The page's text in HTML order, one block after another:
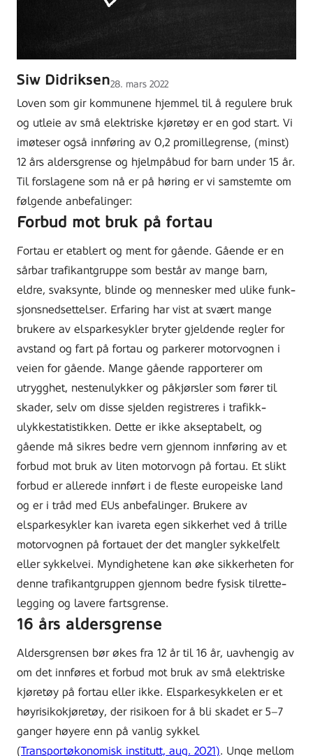
Siw DidriksenLagt
28. mars 2022
Loven som gir kommunene hjemmel til å regulere bruk
og utleie av små elektriske kjøretøy er en god start. Vi
imøteser også innføring av 0,2 promillegrense, (minst)
12 års aldersgrense og hjelmpåbud for barn under 15 år.
Til forslagene som nå er på høring er vi samstemte om
følgende anbefalinger:
Forbud mot bruk på fortau
Fortau er etablert og ment for gående. Gående er en
sårbar trafikantgruppe som består av mange barn,
eldre, svaksynte, blinde og mennesker med ulike funk-
sjonsnedsettelser. Erfaring har vist at svært mange
brukere av elsparkesykler bryter gjeldende regler for
avstand og fart på fortau og parkerer motorvognen i
veien for gående. Mange gående rapporterer om
utrygghet, nestenulykker og påkjørsler som fører til
skader, selv om disse sjelden registreres i trafikk-
ulykkestatistikken. Dette er ikke akseptabelt, og
gående må sikres bedre vern gjennom innføring av et
forbud mot bruk av liten motorvogn på fortau. Et slikt
forbud er allerede innført i de fleste europeiske land
og er i tråd med EUs anbefalinger. Brukere av
elsparkesykler kan ivareta egen sikkerhet ved å trille
motorvognen på fortauet der det mangler sykkelfelt
eller sykkelvei. Myndighetene kan øke sikkerheten for
denne trafikantgruppen gjennom bedre fysisk tilrette-
legging og lavere fartsgrense.
16 års aldersgrense
Aldersgrensen bør økes fra 12 år til 16 år, uavhengig av
om det innføres et forbud mot bruk av små elektriske
kjøretøy på fortau eller ikke. Elsparkesykkelen er et
høyrisikokjøretøy, der risikoen for å bli skadet er 5–7
ganger høyere enn på vanlig sykkel
(Transportøkonomisk institutt, aug. 2021). Unge mellom